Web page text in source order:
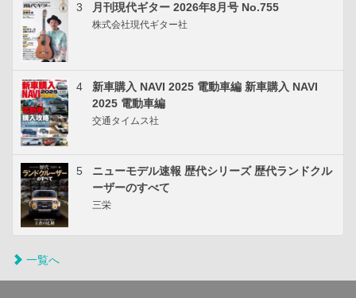
3 月刊現代ギター 2026年8月号 No.755
株式会社現代ギター社
4
新車購入 NAVI 2025 電動車編 新車購入 NAVI
2025 電動車編
交通タイムス社
5
ニューモデル速報 歴代シリーズ 歴代ランドクル
ーザーのすべて
三栄
一覧へ